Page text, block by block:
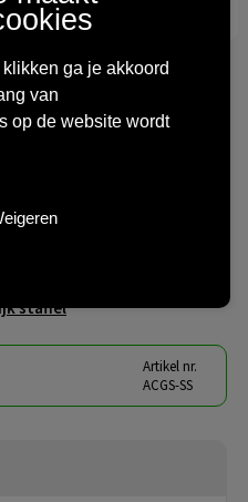
Giftset
staffel
Artikel nr.
ACGS-SS
ga je akkoord
van
op de website wordt